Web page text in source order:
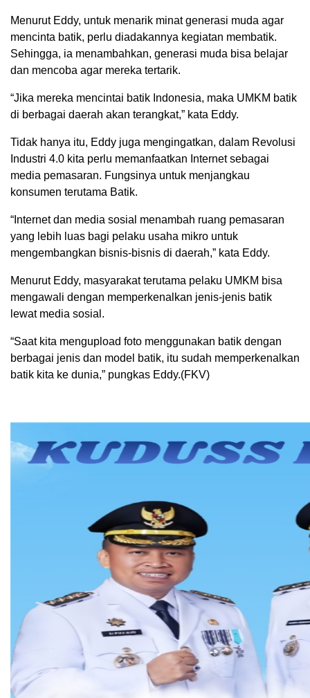
Menurut Eddy, untuk menarik minat generasi muda agar
mencinta batik, perlu diadakannya kegiatan membatik.
Sehingga, ia menambahkan, generasi muda bisa belajar
dan mencoba agar mereka tertarik.
“Jika mereka mencintai batik Indonesia, maka UMKM batik
di berbagai daerah akan terangkat,” kata Eddy.
Tidak hanya itu, Eddy juga mengingatkan, dalam Revolusi
Industri 4.0 kita perlu memanfaatkan Internet sebagai
media pemasaran. Fungsinya untuk menjangkau
konsumen terutama Batik.
“Internet dan media sosial menambah ruang pemasaran
yang lebih luas bagi pelaku usaha mikro untuk
mengembangkan bisnis-bisnis di daerah,” kata Eddy.
Menurut Eddy, masyarakat terutama pelaku UMKM bisa
mengawali dengan memperkenalkan jenis-jenis batik
lewat media sosial.
“Saat kita mengupload foto menggunakan batik dengan
berbagai jenis dan model batik, itu sudah memperkenalkan
batik kita ke dunia,” pungkas Eddy.(FKV)